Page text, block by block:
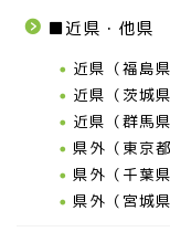
■近県・他県
近県（福島県
近県（茨城県
近県（群馬県
県外（東京都
県外（千葉県
県外（宮城県